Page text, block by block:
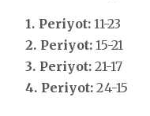
1. Periyot: 11-23
2. Periyot: 15-21
3. Periyot: 21-17
4. Periyot: 24-15